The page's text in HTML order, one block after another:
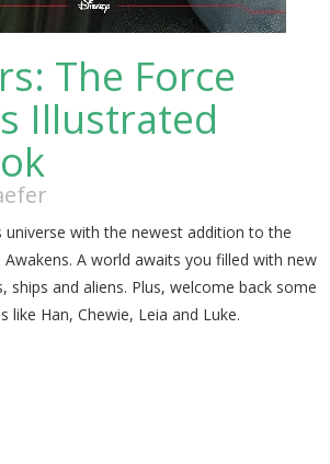
The Force
Illustrated
universe with the newest addition to the
A world awaits you filled with new
ships and aliens. Plus, welcome back some
like Han, Chewie, Leia and Luke.